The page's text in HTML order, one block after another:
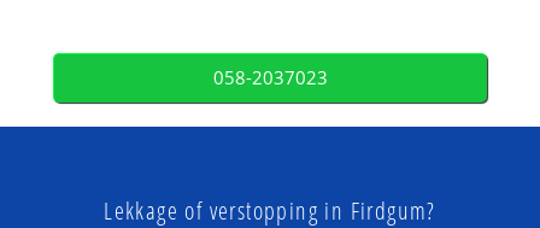
058-2037023
Lekkage of verstopping in Firdgum?